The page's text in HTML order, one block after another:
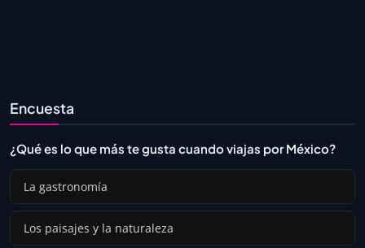
Encuesta
¿Qué es lo que más te gusta cuando viajas por México?
La gastronomía
Los paisajes y la naturaleza